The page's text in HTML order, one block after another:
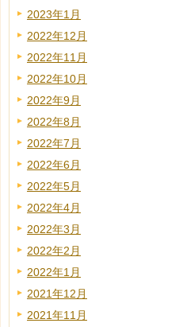
2023年1月
2022年12月
2022年11月
2022年10月
2022年9月
2022年8月
2022年7月
2022年6月
2022年5月
2022年4月
2022年3月
2022年2月
2022年1月
2021年12月
2021年11月